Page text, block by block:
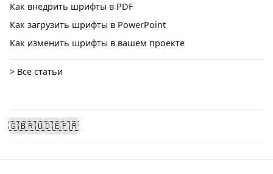
Как внедрить шрифты в PDF
Как загрузить шрифты в PowerPoint
Как изменить шрифты в вашем проекте
> Все статьи
🇬🇧🇷🇺🇩🇪🇫🇷